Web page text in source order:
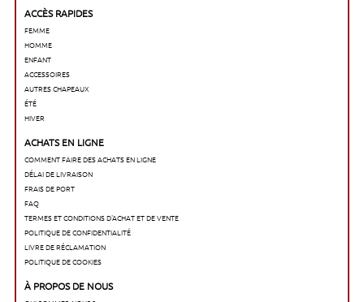
ACCÈS RAPIDES
FEMME
HOMME
ENFANT
ACCESSOIRES
AUTRES CHAPEAUX
ÉTÉ
HIVER
ACHATS EN LIGNE
COMMENT FAIRE DES ACHATS EN LIGNE
DÉLAI DE LIVRAISON
FRAIS DE PORT
FAQ
TERMES ET CONDITIONS D'ACHAT ET DE VENTE
POLITIQUE DE CONFIDENTIALITÉ
LIVRE DE RÉCLAMATION
POLITIQUE DE COOKIES
À PROPOS DE NOUS